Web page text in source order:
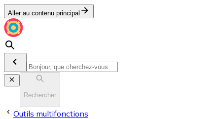
Aller au contenu principal
Rechercher
Outils multifonctions